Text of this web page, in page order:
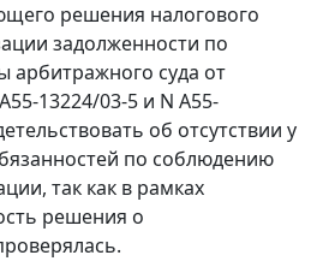
решения налогового
задолженности по
арбитражного суда от
13224/03-5 и N А55-
об отсутствии у
по соблюдению
так как в рамках
решения о